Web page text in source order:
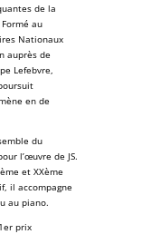
de la
au
Nationaux
auprès de
Lefebvre
en de
du
l’œuvre de JS.
ème et XXème
il accompagne
au piano.
erprix